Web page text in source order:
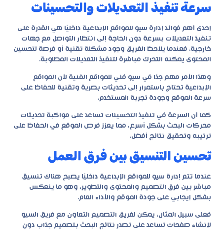
سرعة تنفيذ التعديلات والتحسينات
إحدى أهم فوائد إدارة سيو للمواقع الإبداعية داخليًا هي القدرة على
تنفيذ التعديلات بسرعة دون الحاجة إلى انتظار التواصل مع جهات
خارجية. فعندما يلاحظ الفريق وجود مشكلة تقنية أو فرصة لتحسين
المحتوى يمكنه التحرك مباشرة لتنفيذ التعديلات المطلوبة.
وهذا الأمر مهم جدًا في سيو فني للمواقع الفنية لأن المواقع
الإبداعية تحتاج باستمرار إلى تحديثات بصرية وتقنية للحفاظ على
سرعة الموقع وجودة تجربة المستخدم.
كما أن السرعة في تنفيذ التحسينات تساعد على مواكبة تحديثات
محركات البحث بشكل أسرع، مما يعزز فرص الموقع في الحفاظ على
ترتيبه وتحقيق نتائج أفضل.
تحسين التنسيق بين فرق العمل
عندما تتم إدارة سيو للمواقع الإبداعية داخليًا يصبح هناك تنسيق
مباشر بين فرق التصميم والمحتوى والتطوير، وهو ما ينعكس
بشكل إيجابي على جودة الموقع والأداء العام.
فعلى سبيل المثال، يمكن لفريق التصميم التعاون مع فريق السيو
لإنشاء صفحات تساعد على تصدر نتائج البحث بتصميم جذاب دون